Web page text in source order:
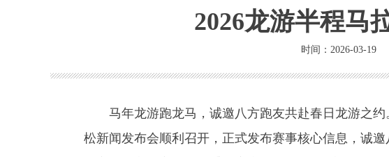
2026龙游半程马
时间：2026-03-19
马年龙游跑龙马，诚邀八方跑友共赴春日龙游之约
松新闻发布会顺利召开，正式发布赛事核心信息，诚